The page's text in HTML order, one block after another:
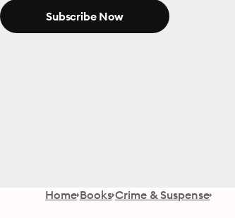
Subscribe Now
Home Books Crime & Suspense